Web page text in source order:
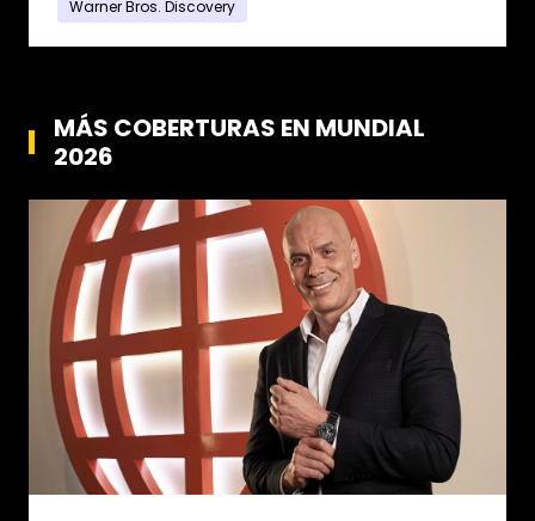
Warner Bros. Discovery
MÁS COBERTURAS EN MUNDIAL
2026